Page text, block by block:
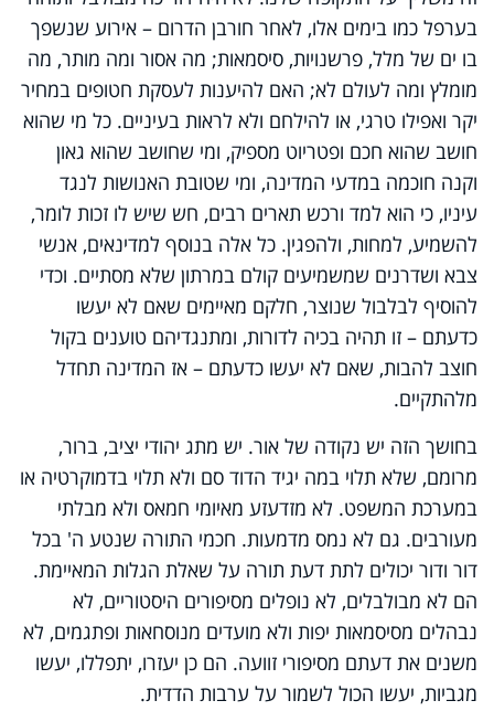
בערפל כמו בימים אלו, לאחר חורבן הדרום – אירוע שנשפך
בו ים של מלל, פרשנויות, סיסמאות; מה אסור ומה מותר, מה
מומלץ ומה לעולם לא; האם להיענות לעסקת חטופים במחיר
יקר ואפילו טרגי, או להילחם ולא לראות בעיניים. כל מי שהוא
חושב שהוא חכם ופטריוט מספיק, ומי שחושב שהוא גאון
וקנה חוכמה במדעי המדינה, ומי שטובת האנושות לנגד
עיניו, כי הוא למד ורכש תארים רבים, חש שיש לו זכות לומר,
להשמיע, למחות, ולהפגין. כל אלה בנוסף למדינאים, אנשי
צבא ושדרנים שמשמיעים קולם במרתון שלא מסתיים. וכדי
להוסיף לבלבול שנוצר, חלקם מאיימים שאם לא יעשו
כדעתם – זו תהיה בכיה לדורות, ומתנגדיהם טוענים בקול
חוצב להבות, שאם לא יעשו כדעתם – אז המדינה תחדל
מלהתקיים.
בחושך הזה יש נקודה של אור. יש מתג יהודי יציב, ברור,
מרומם, שלא תלוי במה יגיד הדוד סם ולא תלוי בדמוקרטיה או
במערכת המשפט. לא מזדעזע מאיומי חמאס ולא מבלתי
מעורבים. גם לא נמס מדמעות. חכמי התורה שנטע ה' בכל
דור ודור יכולים לתת דעת תורה על שאלת הגלות המאיימת.
הם לא מבולבלים, לא נופלים מסיפורים היסטוריים, לא
נבהלים מסיסמאות יפות ולא מועדים מנוסחאות ופתגמים, לא
משנים את דעתם מסיפורי זוועה. הם כן יעזרו, יתפללו, יעשו
מגביות, יעשו הכול לשמור על ערבות הדדית.